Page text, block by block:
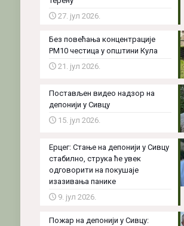
27. јул 2026.
Без повећања концентрације
PM10 честица у општини Кула
21. јул 2026.
Постављен видео надзор на
депонији у Сивцу
15. јул 2026.
Ерцег: Стање на депонији у Сивцу
стабилно, струка ће увек
одговорити на покушаје
изазивања панике
9. јул 2026.
Пожар на депонији у Сивцу: